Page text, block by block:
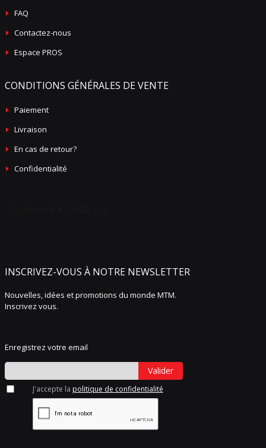
FAQ
Contactez-nous
Espace PROS
CONDITIONS GÉNÉRALES DE VENTE
Paiement
Livraison
En cas de retour?
Confidentialité
INSCRIVEZ-VOUS À NOTRE NEWSLETTER
Nouvelles, idées et promotions du monde MTM.
Inscrivez vous.
Enregistrez votre email
Valider
J'accepte la politique de confidentialité